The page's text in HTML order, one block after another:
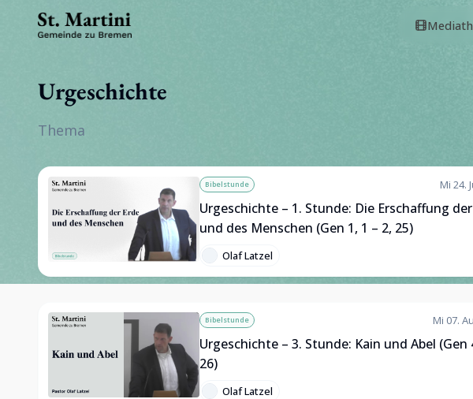
Urgeschichte
Thema
Bibelstunde Mi 24.
Urgeschichte – 1. Stunde: Die Erschaffung
und des Menschen (Gen 1, 1 – 2, 25)
Olaf Latzel
Bibelstunde Mi 07.
Urgeschichte – 3. Stunde: Kain und Abel (Gen
26)
Olaf Latzel